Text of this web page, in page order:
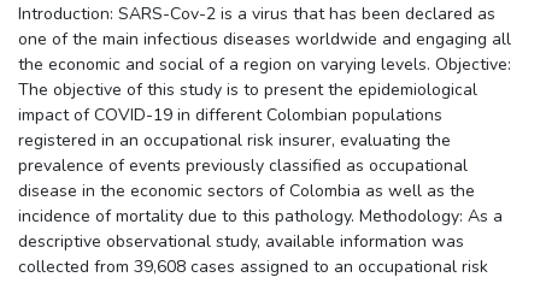
Introduction: SARS-Cov-2 is a virus that has been declared as
one of the main infectious diseases worldwide and engaging all
the economic and social of a region on varying levels. Objective:
The objective of this study is to present the epidemiological
impact of COVID-19 in different Colombian populations
registered in an occupational risk insurer, evaluating the
prevalence of events previously classified as occupational
disease in the economic sectors of Colombia as well as the
incidence of mortality due to this pathology. Methodology: As a
descriptive observational study, available information was
collected from 39,608 cases assigned to an occupational risk